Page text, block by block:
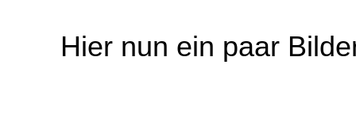
Hier nun ein paar